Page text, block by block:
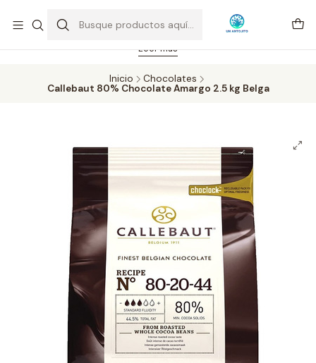
Feriado 21-05-2026 atención hasta las 14 hrs. Envío GRATIS mismo
día solo área Metropolitana Santiago por compras desde CLP 39.900.
Pedidos hasta 16 hrs., sábados y domingos hasta 14 hrs.
Leer más
Inicio
Chocolates
Callebaut 80% Chocolate Amargo 2.5 kg Belga